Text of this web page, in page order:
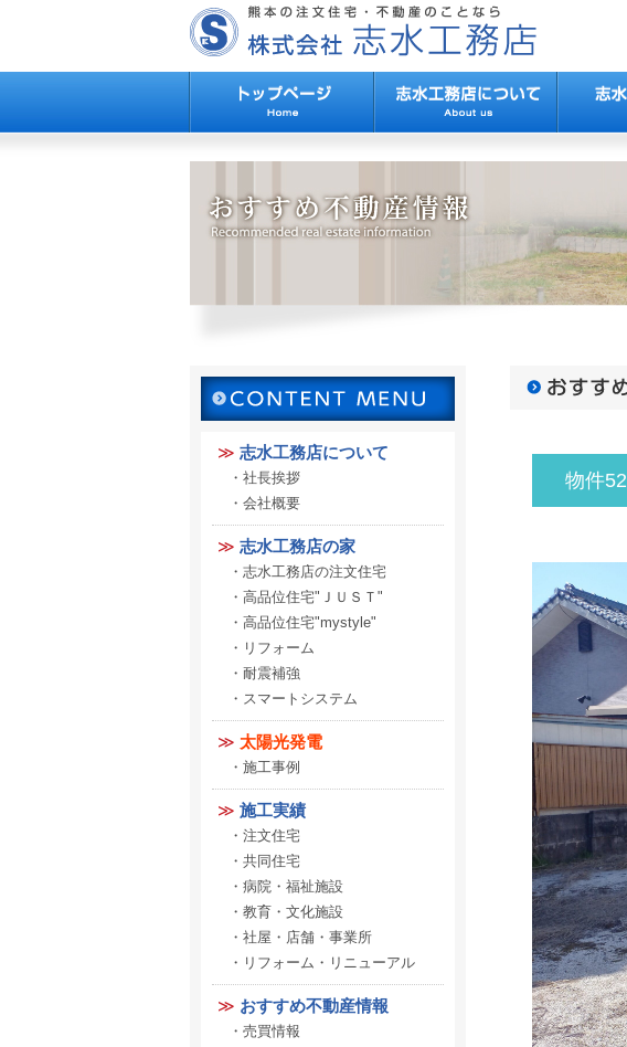
物件52
志水工務店について
社長挨拶
会社概要
志水工務店の家
志水工務店の注文住宅
高品位住宅"ＪＵＳＴ"
高品位住宅"mystyle"
リフォーム
耐震補強
スマートシステム
太陽光発電
施工事例
施工実績
注文住宅
共同住宅
病院・福祉施設
教育・文化施設
社屋・店舗・事業所
リフォーム・リニューアル
おすすめ不動産情報
売買情報